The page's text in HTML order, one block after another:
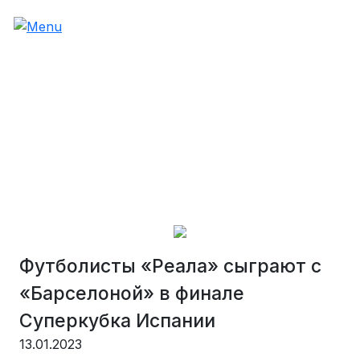
Футболисты «Реала» сыграют с
«Барселоной» в финале
Суперкубка Испании
13.01.2023